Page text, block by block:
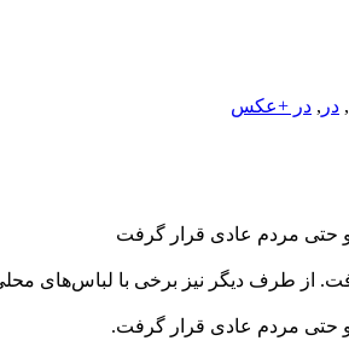
, در , در +عکس
حتی مردم عادی قرار گرفت
از طرف دیگر نیز برخی با لباس‌های
حتی مردم عادی قرار گرفت.